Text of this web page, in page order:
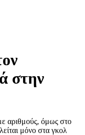
στην
αριθμούς, όμως στο
μόνο στα γκολ